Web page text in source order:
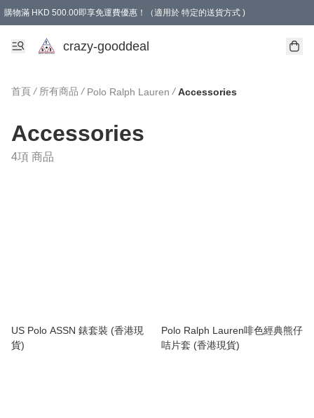
購物滿 HKD 500.00即享免運費優惠！（適用於 特定的送貨方式 )
成為會員可享免費禮品
crazy-gooddeal
首頁 / 所有商品 / Polo Ralph Lauren / Accessories
Accessories
4項 商品
US Polo ASSN 錶套裝 (香港現
貨)
Polo Ralph Lauren啡色經典熊仔
咭片套 (香港現貨)